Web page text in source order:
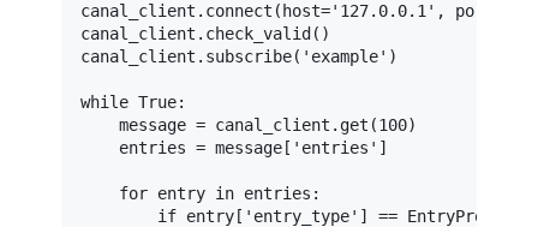
canal_client.connect(host='127.0.0.1' , port=
canal_client.check_valid()
canal_client.subscribe( 'example' )
while True:
    message = canal_client.get(
100)
    entries = message[
'entries' ]
for entry in entries:
if entry[ 'entry_type' ] ==